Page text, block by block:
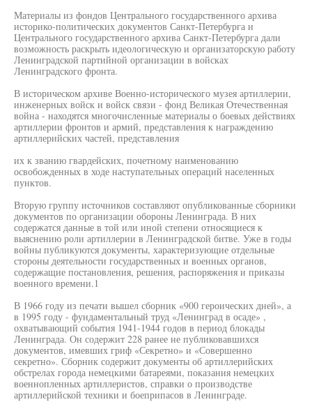
Материалы из фондов Центрального государственного архива
историко-политических документов Санкт-Петербурга и
Центрального государственного архива Санкт-Петербурга дали
возможность раскрыть идеологическую и организаторскую работу
Ленинградской партийной организации в войсках
Ленинградского фронта.
В историческом архиве Военно-исторического музея артиллерии,
инженерных войск и войск связи - фонд Великая Отечественная
война - находятся многочисленные материалы о боевых действиях
артиллерии фронтов и армий, представления к награждению
артиллерийских частей, представления
их к званию гвардейских, почетному наименованию
освобожденных в ходе наступательных операций населенных
пунктов.
Вторую группу источников составляют опубликованные сборники
документов по организации обороны Ленинграда. В них
содержатся данные в той или иной степени относящиеся к
выяснению роли артиллерии в Ленинградской битве. Уже в годы
войны публикуются документы, характеризующие отдельные
стороны деятельности государственных и военных органов,
содержащие постановления, решения, распоряжения и приказы
военного времени.1
В 1966 году из печати вышел сборник «900 героических дней», а
в 1995 году - фундаментальный труд «Ленинград в осаде» ,
охватывающий события 1941-1944 годов в период блокады
Ленинграда. Он содержит 228 ранее не публиковавшихся
документов, имевших гриф «Секретно» и «Совершенно
секретно». Сборник содержит документы об артиллерийских
обстрелах города немецкими батареями, показания немецких
военнопленных артиллеристов, справки о производстве
артиллерийской техники и боеприпасов в Ленинграде.